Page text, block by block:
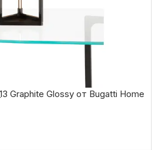
Graphite Glossy от Bugatti Home